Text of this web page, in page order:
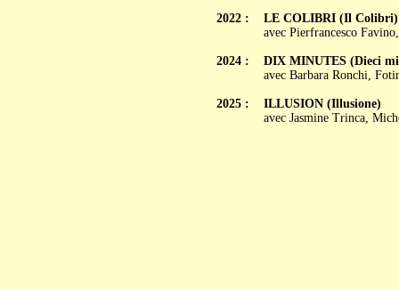
2022 :
2024 :
2025 :
LE COLIBRI (Il Colibri)
avec Pierfrancesco
DIX MINUTES (Dieci
avec Barbara Ronchi,
ILLUSION (Illusione)
avec Jasmine Trinca,